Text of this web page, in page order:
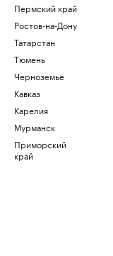
Пермский край
Ростов-на-Дону
Татарстан
Тюмень
Черноземье
Кавказ
Карелия
Мурманск
Приморский
край